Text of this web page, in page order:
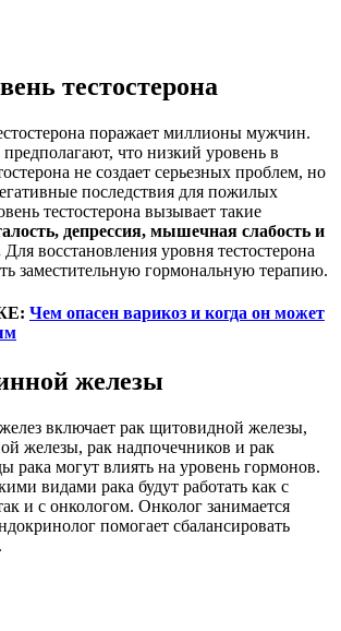
тестостерона
поражает миллионы мужчин.
что низкий уровень в
не создает серьезных проблем, но
последствия для пожилых
тестостерона вызывает такие
депрессия, мышечная слабость и
Для восстановления уровня тестостерона
заместительную гормональную терапию.
Чем опасен варикоз и когда он может
железы
включает рак щитовидной железы,
железы, рак надпочечников и рак
рака могут влиять на уровень гормонов.
видами рака будут работать как с
и с онкологом. Онколог занимается
помогает сбалансировать